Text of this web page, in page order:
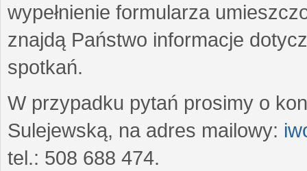
wypełnienie formularza
znajdą Państwo informacje
spotkań.
W przypadku pytań prosimy o
Sulejewską, na adres mailowy:
tel.: 508 688 474.